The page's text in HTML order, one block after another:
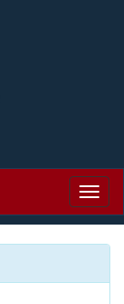
Menu